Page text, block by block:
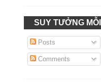
SUY TƯỞNG
Posts
Comments